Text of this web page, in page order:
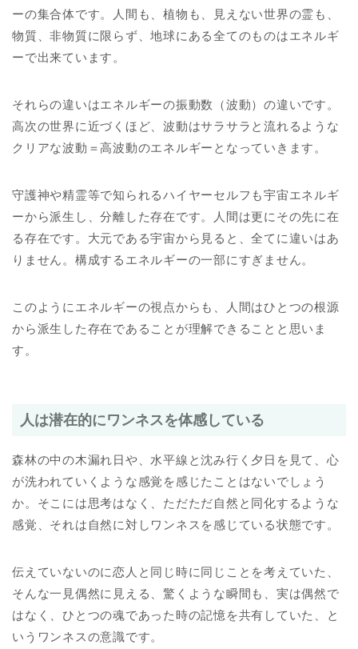
ーの集合体です。人間も、植物も、見えない世界の霊も、
物質、非物質に限らず、地球にある全てのものはエネルギ
ーで出来ています。
それらの違いはエネルギーの振動数（波動）の違いです。
高次の世界に近づくほど、波動はサラサラと流れるような
クリアな波動＝高波動のエネルギーとなっていきます。
守護神や精霊等で知られるハイヤーセルフも宇宙エネルギ
ーから派生し、分離した存在です。人間は更にその先に在
る存在です。大元である宇宙から見ると、全てに違いはあ
りません。構成するエネルギーの一部にすぎません。
このようにエネルギーの視点からも、人間はひとつの根源
から派生した存在であることが理解できることと思いま
す。
人は潜在的にワンネスを体感している
森林の中の木漏れ日や、水平線と沈み行く夕日を見て、心
が洗われていくような感覚を感じたことはないでしょう
か。そこには思考はなく、ただただ自然と同化するような
感覚、それは自然に対しワンネスを感じている状態です。
伝えていないのに恋人と同じ時に同じことを考えていた、
そんな一見偶然に見える、驚くような瞬間も、実は偶然で
はなく、ひとつの魂であった時の記憶を共有していた、と
いうワンネスの意識です。